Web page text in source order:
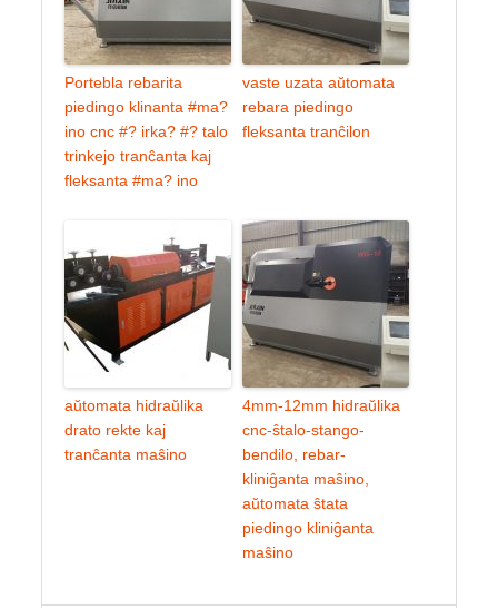
Portebla rebarita
piedingo klinanta #ma?
ino cnc #? irka? #? talo
trinkejo tranĉanta kaj
fleksanta #ma? ino
vaste uzata aŭtomata
rebara piedingo
fleksanta tranĉilon
aŭtomata hidraŭlika
drato rekte kaj
tranĉanta maŝino
4mm-12mm hidraŭlika
cnc-ŝtalo-stango-
bendilo, rebar-
kliniĝanta maŝino,
aŭtomata ŝtata
piedingo kliniĝanta
maŝino